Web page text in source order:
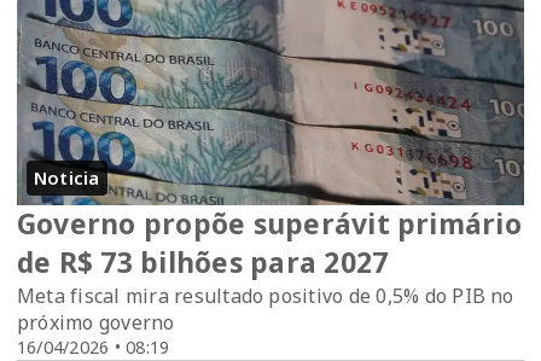
Noticia
16/04/2026 • 08:19
Governo propõe superávit primário
de R$ 73 bilhões para 2027
Meta fiscal mira resultado positivo de 0,5% do PIB no
próximo governo